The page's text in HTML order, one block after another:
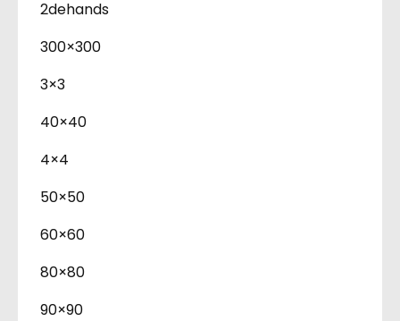
2dehands
300×300
3×3
40×40
4×4
50×50
60×60
80×80
90×90